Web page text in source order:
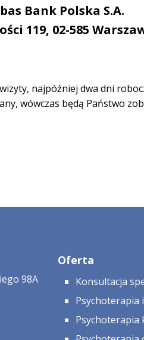
Bank Polska S.A.
119, 02-585
najpóźniej dwa dni
wówczas będą Państwo
98A
Oferta
Konsultacja
Psychoterapia